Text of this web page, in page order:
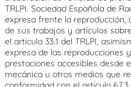
TRLPI. Sociedad Española de
expresa frente la reproducción,
de sus trabajos y artículos
el artículo 33.1 del TRLPI,
expresa de las reproducciones
prestaciones accesibles desde
mecánica u otros medios que